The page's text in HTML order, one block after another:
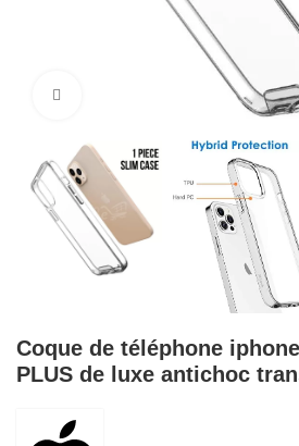
Coque de téléphone
PLUS de luxe antichoc